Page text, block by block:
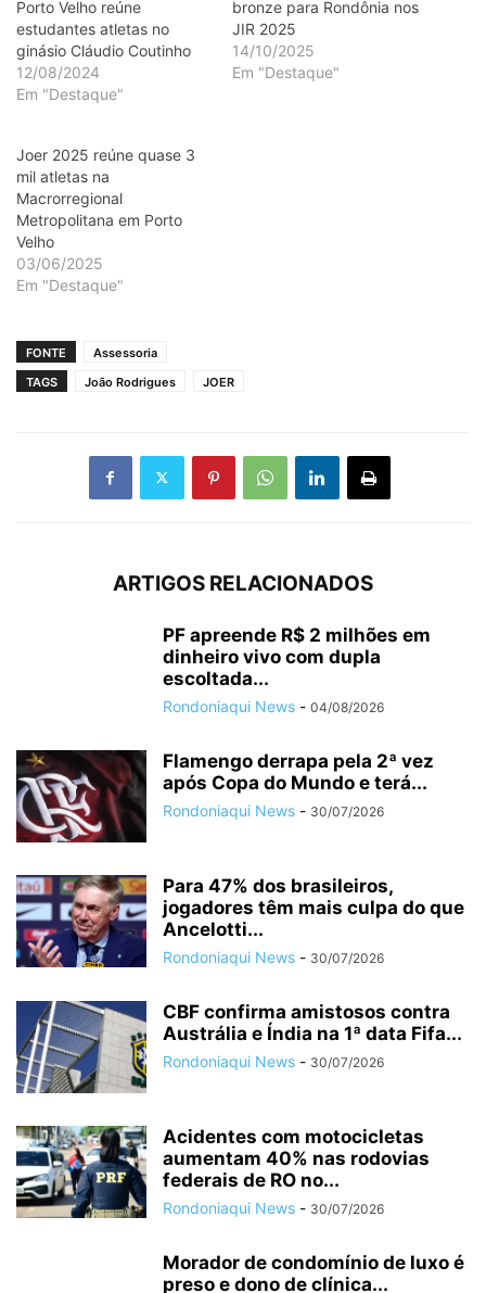
Porto Velho reúne
estudantes atletas no
ginásio Cláudio Coutinho
12/08/2024
Em "Destaque"
bronze para Rondônia nos
JIR 2025
14/10/2025
Em "Destaque"
Joer 2025 reúne quase 3
mil atletas na
Macrorregional
Metropolitana em Porto
Velho
03/06/2025
Em "Destaque"
FONTE
Assessoria
TAGS
João Rodrigues JOER
ARTIGOS RELACIONADOS
PF apreende R$ 2 milhões em
dinheiro vivo com dupla
escoltada...
Rondoniaqui News - 04/08/2026
Flamengo derrapa pela 2ª vez
após Copa do Mundo e terá...
Rondoniaqui News - 30/07/2026
Para 47% dos brasileiros,
jogadores têm mais culpa do que
Ancelotti...
Rondoniaqui News - 30/07/2026
CBF confirma amistosos contra
Austrália e Índia na 1ª data Fifa...
Rondoniaqui News - 30/07/2026
Acidentes com motocicletas
aumentam 40% nas rodovias
federais de RO no...
Rondoniaqui News - 30/07/2026
Morador de condomínio de luxo é
preso e dono de clínica...